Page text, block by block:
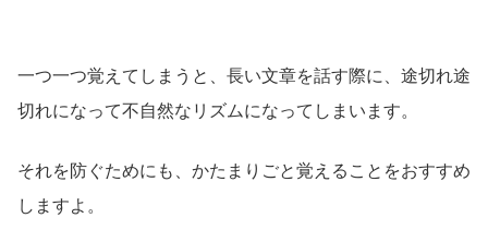
一つ一つ覚えてしまうと、長い文章を話す際に、途切れ途
切れになって不自然なリズムになってしまいます。
それを防ぐためにも、かたまりごと覚えることをおすすめ
しますよ。